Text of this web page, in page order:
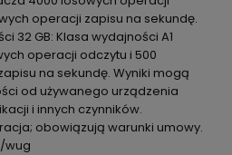
operacji zapisu na sekundę.
32 GB: Klasa wydajności A1
operacji odczytu i 500
na sekundę. Wyniki mogą
od używanego urządzenia
i innych czynników.
obowiązują warunki umowy.
wug